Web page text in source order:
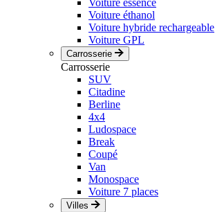
Voiture essence
Voiture éthanol
Voiture hybride rechargeable
Voiture GPL
Carrosserie
Carrosserie
SUV
Citadine
Berline
4x4
Ludospace
Break
Coupé
Van
Monospace
Voiture 7 places
Villes